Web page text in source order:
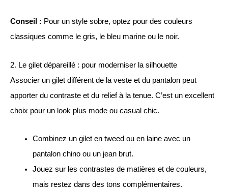
Conseil : Pour un style sobre, optez pour des couleurs
classiques comme le gris, le bleu marine ou le noir.
2. Le gilet dépareillé : pour moderniser la silhouette
Associer un gilet différent de la veste et du pantalon peut
apporter du contraste et du relief à la tenue. C’est un excellent
choix pour un look plus mode ou casual chic.
Combinez un gilet en tweed ou en laine avec un
pantalon chino ou un jean brut.
Jouez sur les contrastes de matières et de couleurs,
mais restez dans des tons complémentaires.